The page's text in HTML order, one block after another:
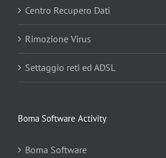
Centro Recupero Dati
Rimozione Virus
Settaggio reti ed ADSL
Boma Software Activity
Boma Software